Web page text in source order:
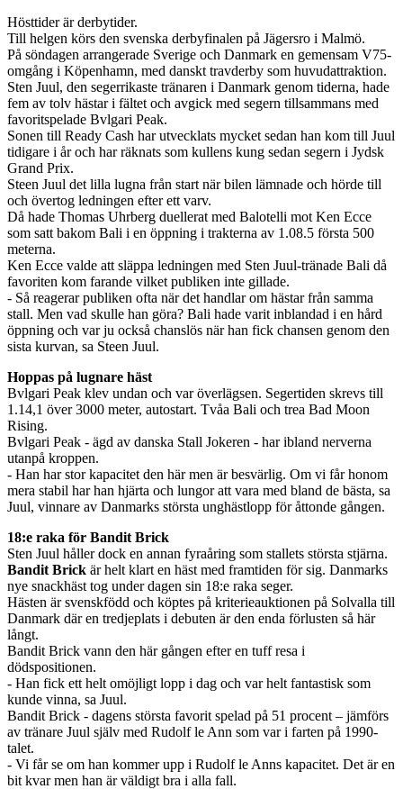
Hösttider är derbytider.
Till helgen körs den svenska derbyfinalen på Jägersro i Malmö.
På söndagen arrangerade Sverige och Danmark en gemensam V75-
omgång i Köpenhamn, med danskt travderby som huvudattraktion.
Sten Juul, den segerrikaste tränaren i Danmark genom tiderna, hade
fem av tolv hästar i fältet och avgick med segern tillsammans med
favoritspelade Bvlgari Peak.
Sonen till Ready Cash har utvecklats mycket sedan han kom till Juul
tidigare i år och har räknats som kullens kung sedan segern i Jydsk
Grand Prix.
Steen Juul det lilla lugna från start när bilen lämnade och hörde till
och övertog ledningen efter ett varv.
Då hade Thomas Uhrberg duellerat med Balotelli mot Ken Ecce
som satt bakom Bali i en öppning i trakterna av 1.08.5 första 500
meterna.
Ken Ecce valde att släppa ledningen med Sten Juul-tränade Bali då
favoriten kom farande vilket publiken inte gillade.
- Så reagerar publiken ofta när det handlar om hästar från samma
stall. Men vad skulle han göra? Bali hade varit inblandad i en hård
öppning och var ju också chanslös när han fick chansen genom den
sista kurvan, sa Steen Juul.
Hoppas på lugnare häst
Bvlgari Peak klev undan och var överlägsen. Segertiden skrevs till
1.14,1 över 3000 meter, autostart. Tvåa Bali och trea Bad Moon
Rising.
Bvlgari Peak - ägd av danska Stall Jokeren - har ibland nerverna
utanpå kroppen.
- Han har stor kapacitet den här men är besvärlig. Om vi får honom
mera stabil har han hjärta och lungor att vara med bland de bästa, sa
Juul, vinnare av Danmarks största unghästlopp för åttonde gången.
18:e raka för Bandit Brick
Sten Juul håller dock en annan fyraåring som stallets största stjärna.
Bandit Brick är helt klart en häst med framtiden för sig. Danmarks
nye snackhäst tog under dagen sin 18:e raka seger.
Hästen är svenskfödd och köptes på kriterieauktionen på Solvalla till
Danmark där en tredjeplats i debuten är den enda förlusten så här
långt.
Bandit Brick vann den här gången efter en tuff resa i
dödspositionen.
- Han fick ett helt omöjligt lopp i dag och var helt fantastisk som
kunde vinna, sa Juul.
Bandit Brick - dagens största favorit spelad på 51 procent – jämförs
av tränare Juul själv med Rudolf le Ann som var i farten på 1990-
talet.
- Vi får se om han kommer upp i Rudolf le Anns kapacitet. Det är en
bit kvar men han är väldigt bra i alla fall.